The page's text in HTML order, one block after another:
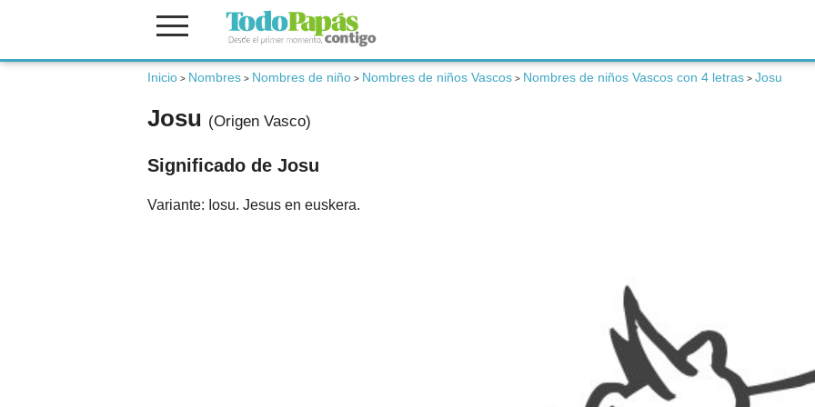
Inicio > Nombres > Nombres de niño > Nombres de niños Vascos > Nombres de niños Vascos con 4 letras > Josu
Josu (Origen Vasco)
Significado de Josu
Variante: Iosu. Jesus en euskera.